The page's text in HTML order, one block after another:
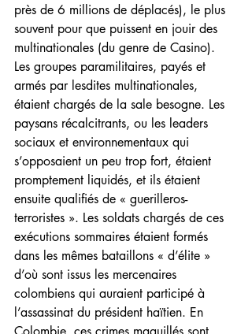
près de 6 millions de déplacés), le plus
souvent pour que puissent en jouir des
multinationales (du genre de Casino).
Les groupes paramilitaires, payés et
armés par lesdites multinationales,
étaient chargés de la sale besogne. Les
paysans récalcitrants, ou les leaders
sociaux et environnementaux qui
s’opposaient un peu trop fort, étaient
promptement liquidés, et ils étaient
ensuite qualifiés de « guerilleros-
terroristes ». Les soldats chargés de ces
exécutions sommaires étaient formés
dans les mêmes bataillons « d’élite »
d’où sont issus les mercenaires
colombiens qui auraient participé à
l’assassinat du président haïtien. En